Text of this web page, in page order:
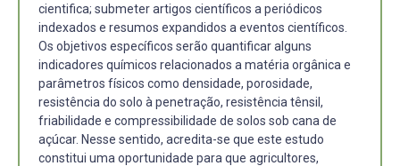
cientifica; submeter artigos científicos a periódicos
indexados e resumos expandidos a eventos científicos.
Os objetivos específicos serão quantificar alguns
indicadores químicos relacionados a matéria orgânica e
parâmetros físicos como densidade, porosidade,
resistência do solo à penetração, resistência tênsil,
friabilidade e compressibilidade de solos sob cana de
açúcar. Nesse sentido, acredita-se que este estudo
constitui uma oportunidade para que agricultores,